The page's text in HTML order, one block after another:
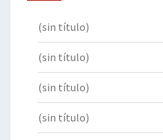
(sin título)
(sin título)
(sin título)
(sin título)